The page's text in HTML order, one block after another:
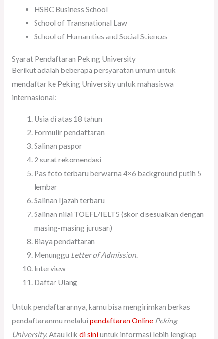
HSBC Business School
School of Transnational Law
School of Humanities and Social Sciences
Syarat Pendaftaran Peking University
Berikut adalah beberapa persyaratan umum untuk
mendaftar ke Peking University untuk mahasiswa
internasional:
Usia di atas 18 tahun
Formulir pendaftaran
Salinan paspor
2 surat rekomendasi
Pas foto terbaru berwarna 4×6 background putih 5
lembar
Salinan Ijazah terbaru
Salinan nilai TOEFL/IELTS (skor disesuaikan dengan
masing-masing jurusan)
Biaya pendaftaran
Menunggu Letter of Admission.
Interview
Daftar Ulang
Untuk pendaftarannya, kamu bisa mengirimkan berkas
pendaftaranmu melalui pendaftaranOnline Peking
University.Atau klik di siniuntuk informasi lebih lengkap